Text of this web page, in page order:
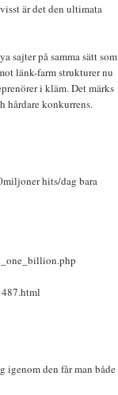
är det den ultimata
sajter på samma sätt som
länk-farm strukturer nu
i kläm. Det märks
hårdare konkurrens.
hits/dag bara
igenom den får man både